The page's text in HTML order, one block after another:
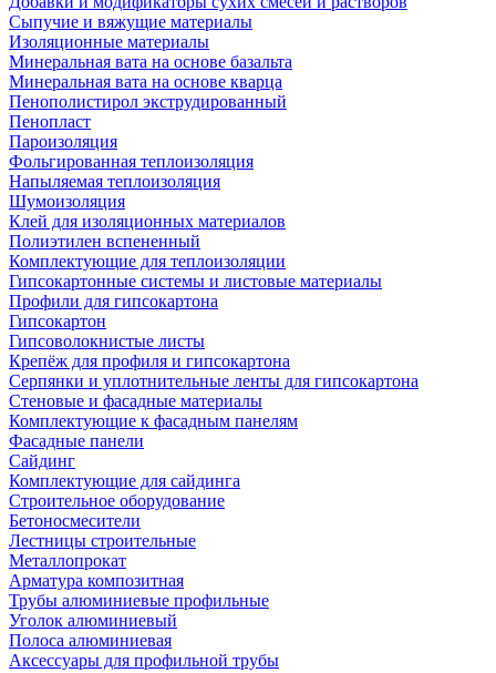
Сыпучие и вяжущие материалы
Изоляционные материалы
Минеральная вата на основе базальта
Минеральная вата на основе кварца
Пенополистирол экструдированный
Пенопласт
Пароизоляция
Фольгированная теплоизоляция
Напыляемая теплоизоляция
Шумоизоляция
Клей для изоляционных материалов
Полиэтилен вспененный
Комплектующие для теплоизоляции
Гипсокартонные системы и листовые материалы
Профили для гипсокартона
Гипсокартон
Гипсоволокнистые листы
Крепёж для профиля и гипсокартона
Серпянки и уплотнительные ленты для гипсокартона
Стеновые и фасадные материалы
Комплектующие к фасадным панелям
Фасадные панели
Сайдинг
Комплектующие для сайдинга
Строительное оборудование
Бетоносмесители
Лестницы строительные
Металлопрокат
Арматура композитная
Трубы алюминиевые профильные
Уголок алюминиевый
Полоса алюминиевая
Аксессуары для профильной трубы